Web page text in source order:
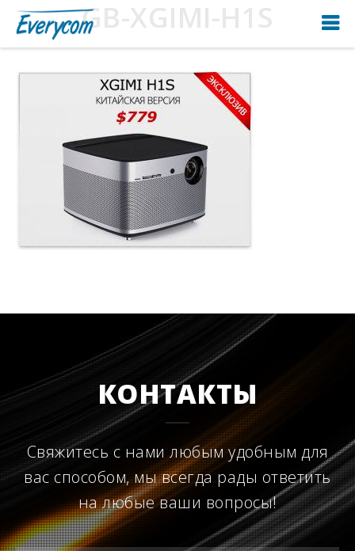
GB-XGIMI-H1S
КОНТАКТЫ
Свяжитесь с нами любым удобным для
вас способом, мы всегда рады ответить
на любые ваши вопросы!